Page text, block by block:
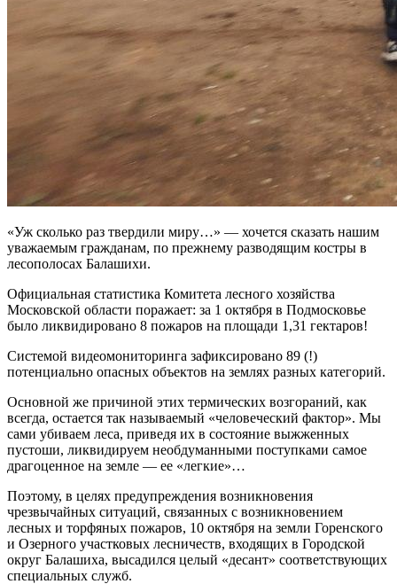
«Уж сколько раз твердили миру…» — хочется сказать нашим
уважаемым гражданам, по прежнему разводящим костры в
лесополосах Балашихи.
Официальная статистика Комитета лесного хозяйства
Московской области поражает: за 1 октября в Подмосковье
было ликвидировано 8 пожаров на площади 1,31 гектаров!
Системой видеомониторинга зафиксировано 89 (!)
потенциально опасных объектов на землях разных категорий.
Основной же причиной этих термических возгораний, как
всегда, остается так называемый «человеческий фактор». Мы
сами убиваем леса, приведя их в состояние выжженных
пустоши, ликвидируем необдуманными поступками самое
драгоценное на земле — ее «легкие»…
Поэтому, в целях предупреждения возникновения
чрезвычайных ситуаций, связанных с возникновением
лесных и торфяных пожаров, 10 октября на земли Горенского
и Озерного участковых лесничеств, входящих в Городской
округ Балашиха, высадился целый «десант» соответствующих
специальных служб.